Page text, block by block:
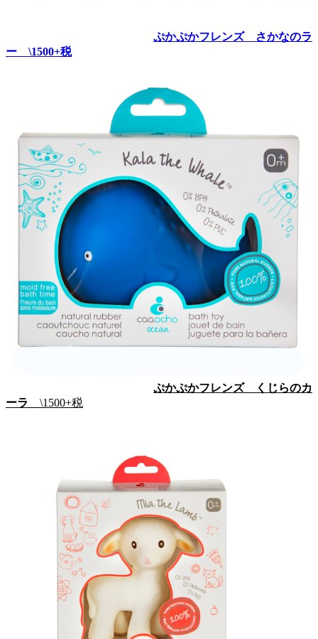
ぷかぷかフレンズ さかなのラ
ー \1500+税
ぷかぷかフレンズ くじらのカ
ーラ
\1500+税